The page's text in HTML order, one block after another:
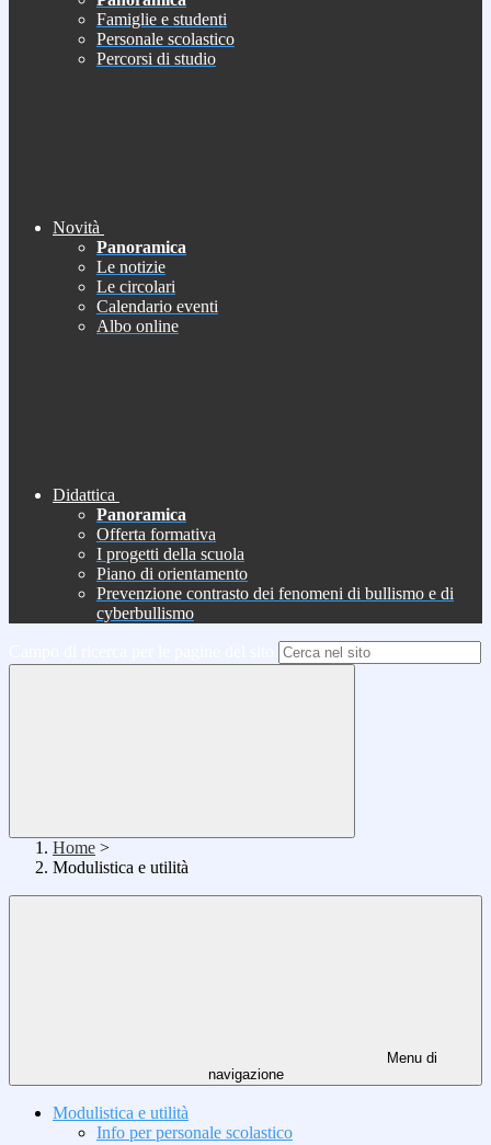
Famiglie e studenti
Personale scolastico
Percorsi di studio
Novità
Panoramica
Le notizie
Le circolari
Calendario eventi
Albo online
Didattica
Panoramica
Offerta formativa
I progetti della scuola
Piano di orientamento
Prevenzione contrasto dei fenomeni di bullismo e di
cyberbullismo
Home >
Modulistica e utilità
Menu di
navigazione
Modulistica e utilità
Info per personale scolastico